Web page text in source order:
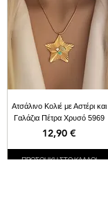
Ατσάλινο Κολιέ με Αστέρι και
Γαλάζια Πέτρα Χρυσό 5969
Τιμή
12,90 €
ΠΡΟΣΘΗΚΗ ΣΤΟ ΚΑΛΑΘΙ